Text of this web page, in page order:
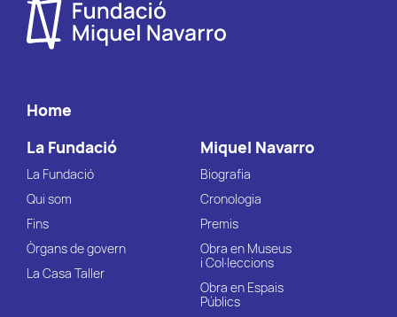
Home
La Fundació
La Fundació
Qui som
Fins
Òrgans de govern
La Casa Taller
Miquel Navarro
Biografia
Cronologia
Premis
Obra en Museus
i Col·leccions
Obra en Espais
Públics